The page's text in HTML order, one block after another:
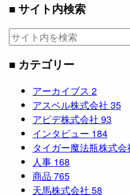
■ サイト内検索
■ カテゴリー
アーカイブス 2
アスベル株式会社 35
アピデ株式会社 93
インタビュー 184
タイガー魔法瓶株式会
人事 168
商品 765
天馬株式会社 58